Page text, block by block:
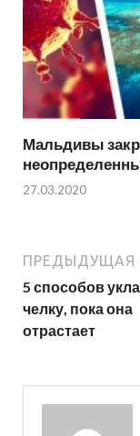
Мальдивы
27.03.2020
ПРЕДЫДУЩАЯ
5 способов
челку, пока она
отрастает